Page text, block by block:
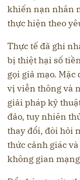
khiến nạn nhân
thực hiện theo
Thực tế đã ghi
bị thiệt hại số
gọi giả mạo. Mặc
vị viễn thông và
giải pháp kỹ
đảo, tuy nhiên
thay đổi, đòi hỏi
thức cảnh giác
không gian